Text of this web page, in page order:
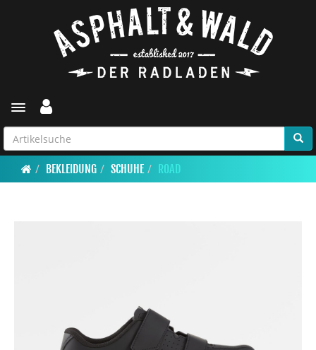
Toggle navigation
BEKLEIDUNG SCHUHE ROAD